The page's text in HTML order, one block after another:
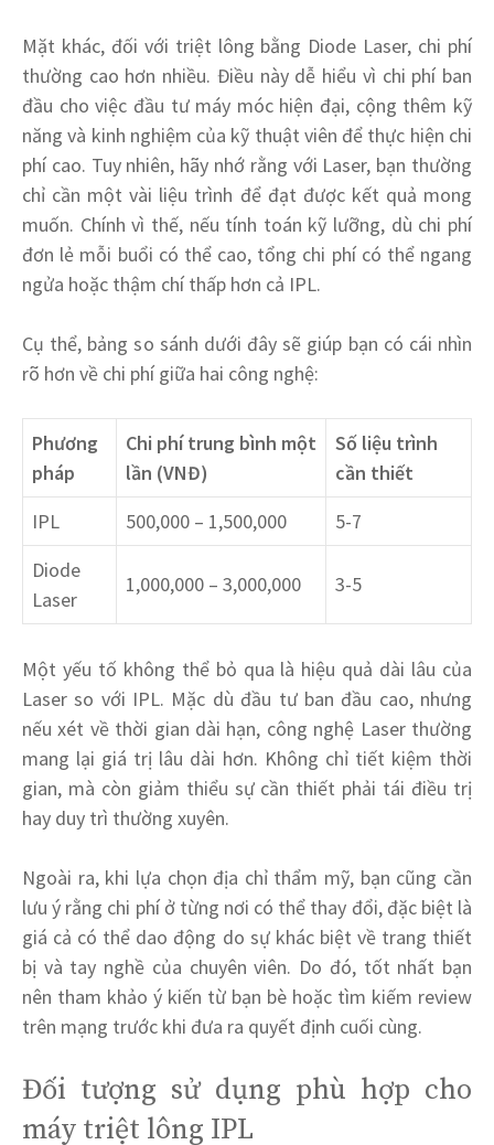
Mặt khác, đối với triệt lông bằng Diode Laser, chi phí
thường cao hơn nhiều. Điều này dễ hiểu vì chi phí ban
đầu cho việc đầu tư máy móc hiện đại, cộng thêm kỹ
năng và kinh nghiệm của kỹ thuật viên để thực hiện chi
phí cao. Tuy nhiên, hãy nhớ rằng với Laser, bạn thường
chỉ cần một vài liệu trình để đạt được kết quả mong
muốn. Chính vì thế, nếu tính toán kỹ lưỡng, dù chi phí
đơn lẻ mỗi buổi có thể cao, tổng chi phí có thể ngang
ngửa hoặc thậm chí thấp hơn cả IPL.
Cụ thể, bảng so sánh dưới đây sẽ giúp bạn có cái nhìn
rõ hơn về chi phí giữa hai công nghệ:
Phương
pháp
Chi phí trung bình một
lần (VNĐ)
Số liệu trình
cần thiết
IPL
500,000 – 1,500,000
5-7
Diode
Laser
1,000,000 – 3,000,000 3-5
Một yếu tố không thể bỏ qua là hiệu quả dài lâu của
Laser so với IPL. Mặc dù đầu tư ban đầu cao, nhưng
nếu xét về thời gian dài hạn, công nghệ Laser thường
mang lại giá trị lâu dài hơn. Không chỉ tiết kiệm thời
gian, mà còn giảm thiểu sự cần thiết phải tái điều trị
hay duy trì thường xuyên.
Ngoài ra, khi lựa chọn địa chỉ thẩm mỹ, bạn cũng cần
lưu ý rằng chi phí ở từng nơi có thể thay đổi, đặc biệt là
giá cả có thể dao động do sự khác biệt về trang thiết
bị và tay nghề của chuyên viên. Do đó, tốt nhất bạn
nên tham khảo ý kiến từ bạn bè hoặc tìm kiếm review
trên mạng trước khi đưa ra quyết định cuối cùng.
Đối tượng sử dụng phù hợp cho
máy triệt lông IPL